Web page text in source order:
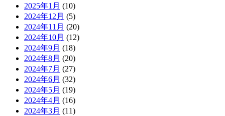
2025年1月 (10)
2024年12月 (5)
2024年11月 (20)
2024年10月 (12)
2024年9月 (18)
2024年8月 (20)
2024年7月 (27)
2024年6月 (32)
2024年5月 (19)
2024年4月 (16)
2024年3月 (11)